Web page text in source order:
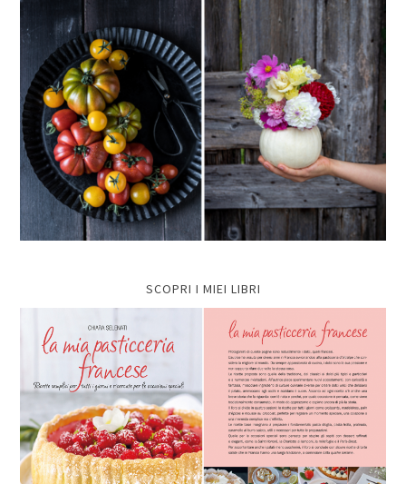
SCOPRI I MIEI LIBRI